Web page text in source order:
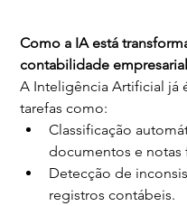
Como a IA está
contabilidade empresarial
A Inteligência Artificial já
tarefas como:
Classificação
documentos e notas
Detecção de
registros contábeis.